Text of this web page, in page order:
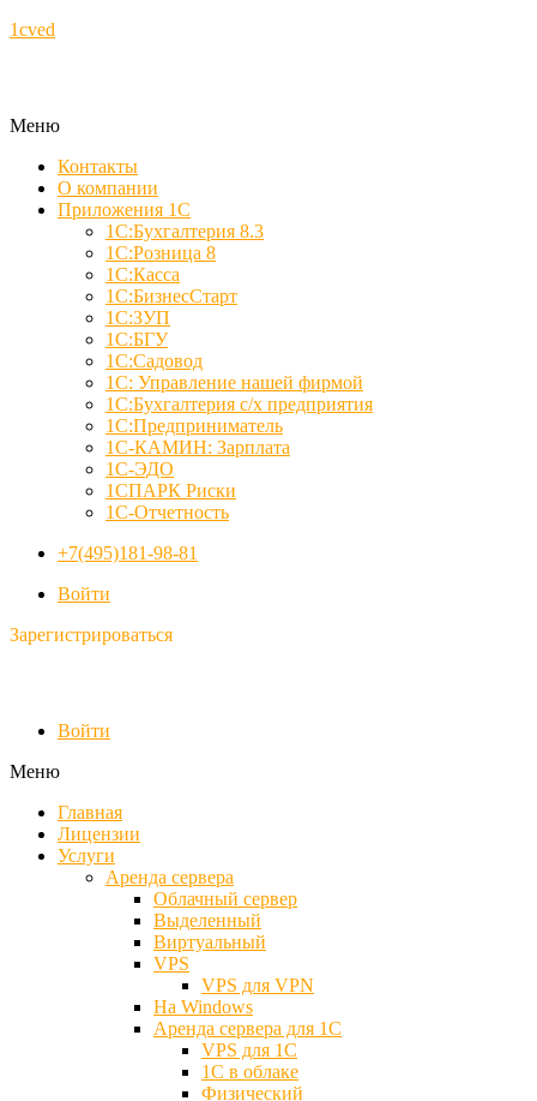
1cved
Меню
Контакты
О компании
Приложения 1С
1С:Бухгалтерия 8.3
1С:Розница 8
1С:Касса
1С:БизнесСтарт
1С:ЗУП
1С:БГУ
1С:Садовод
1С: Управление нашей фирмой
1С:Бухгалтерия с/х предприятия
1С:Предприниматель
1С-КАМИН: Зарплата
1С-ЭДО
1СПАРК Риски
1С-Отчетность
+7(495)181-98-81
Войти
Зарегистрироваться
Войти
Меню
Главная
Лицензии
Услуги
Аренда сервера
Облачный сервер
Выделенный
Виртуальный
VPS
VPS для VPN
На Windows
Аренда сервера для 1С
VPS для 1С
1С в облаке
Физический